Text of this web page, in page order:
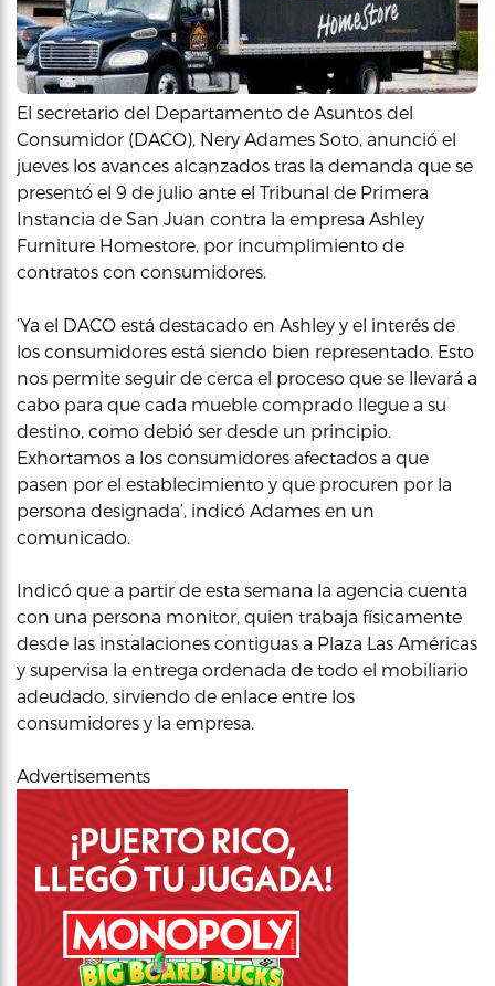
El secretario del Departamento de Asuntos del
Consumidor (DACO), Nery Adames Soto, anunció el
jueves los avances alcanzados tras la demanda que se
presentó el 9 de julio ante el Tribunal de Primera
Instancia de San Juan contra la empresa Ashley
Furniture Homestore, por incumplimiento de
contratos con consumidores.
‘Ya el DACO está destacado en Ashley y el interés de
los consumidores está siendo bien representado. Esto
nos permite seguir de cerca el proceso que se llevará a
cabo para que cada mueble comprado llegue a su
destino, como debió ser desde un principio.
Exhortamos a los consumidores afectados a que
pasen por el establecimiento y que procuren por la
persona designada’, indicó Adames en un
comunicado.
Indicó que a partir de esta semana la agencia cuenta
con una persona monitor, quien trabaja físicamente
desde las instalaciones contiguas a Plaza Las Américas
y supervisa la entrega ordenada de todo el mobiliario
adeudado, sirviendo de enlace entre los
consumidores y la empresa.
Advertisements